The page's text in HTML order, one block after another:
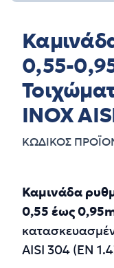
0,55-
INOX
ΚΩΔΙΚΟΣ
Περιγραφή
Καμινάδα
0,55 έως
AISI 304 (EN